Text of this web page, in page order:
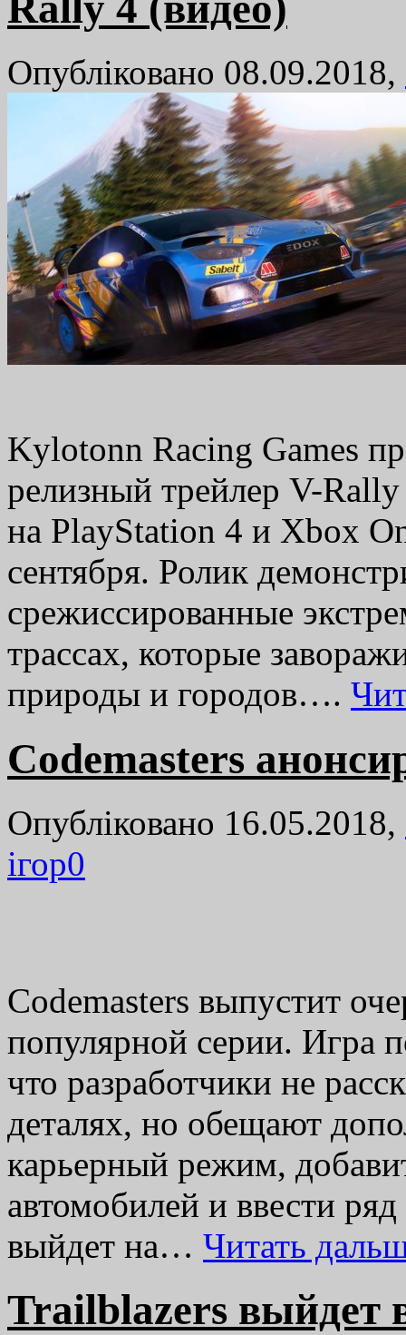
Опубліковано 08.09.2018,
Kylotonn Racing Games
релизный трейлер V-
на PlayStation 4 и Xbox
сентября. Ролик
срежиссированные
трассах, которые
природы и городов….
Codemasters
Опубліковано 16.05.2018,
ігор0
Codemasters выпустит
популярной серии. Игра
что разработчики не
деталях, но обещают
карьерный режим,
автомобилей и ввести
выйдет на… Читать
Trailblazers выйдет